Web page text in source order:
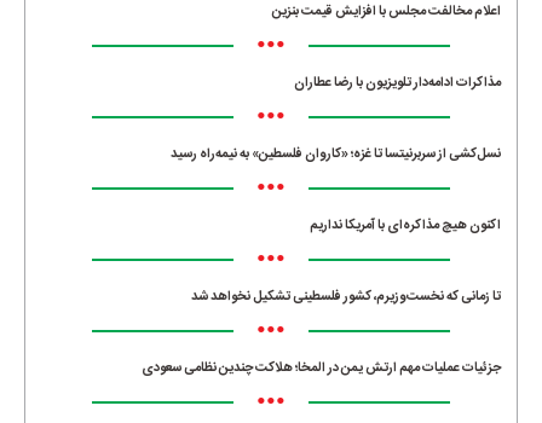
اعلام مخالفت مجلس با افزایش قیمت بنزین
•••
مذاکرات ادامه‌دار تلویزیون با رضا عطاران
•••
نسل‌کشی از سربرنیتسا تا غزه؛ «کاروان فلسطین» به نیمه‌راه رسید
•••
اکنون هیچ مذاکره‌ای با آمریکا نداریم
•••
تا زمانی که نخست‌وزیرم، کشور فلسطینی تشکیل نخواهد شد
•••
جزئیات عملیات مهم ارتش یمن در المخا؛ هلاکت چندین نظامی سعودی
•••